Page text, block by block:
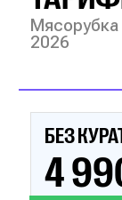
2026
БЕЗ
4